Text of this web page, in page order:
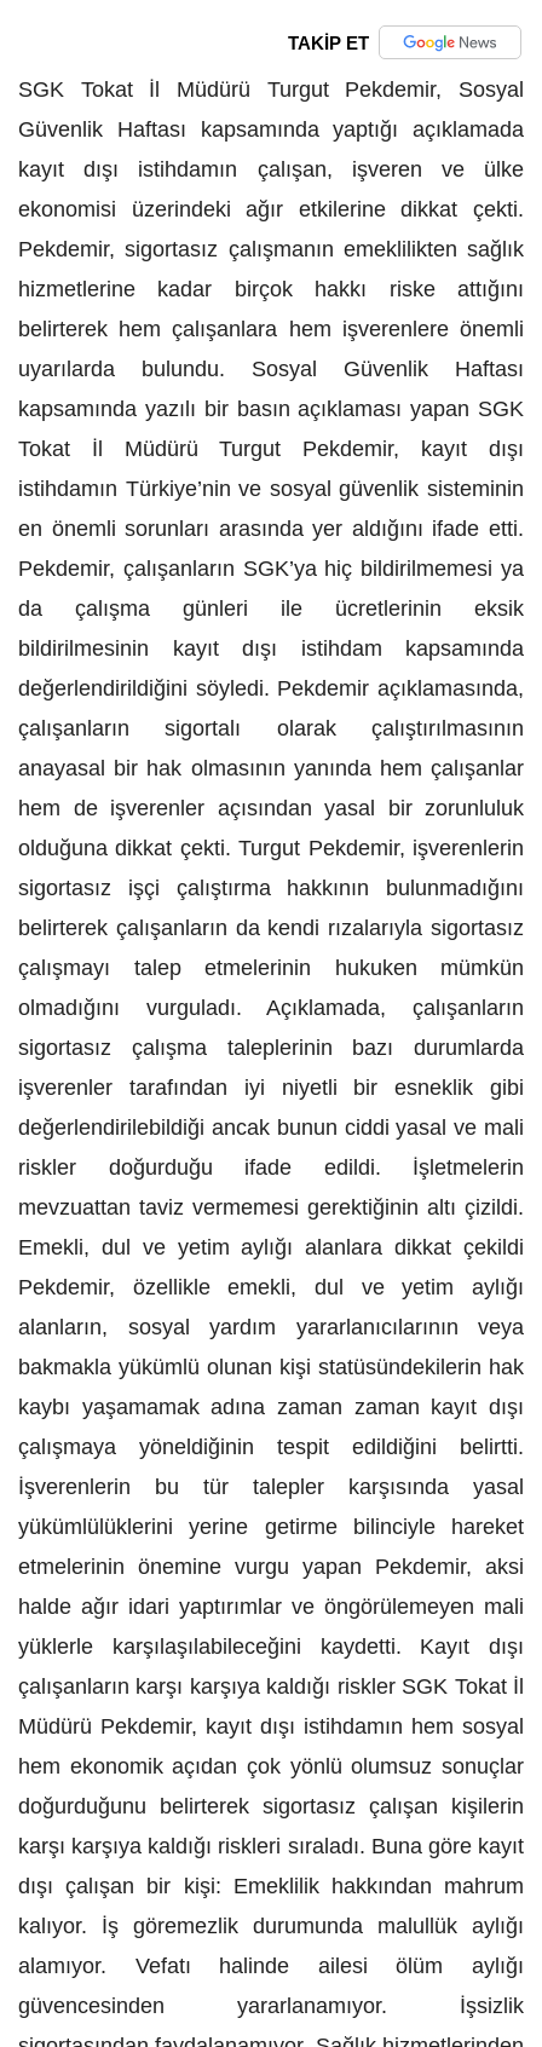
TAKİP ET
SGK Tokat İl Müdürü Turgut Pekdemir, Sosyal
Güvenlik Haftası kapsamında yaptığı açıklamada
kayıt dışı istihdamın çalışan, işveren ve ülke
ekonomisi üzerindeki ağır etkilerine dikkat çekti.
Pekdemir, sigortasız çalışmanın emeklilikten sağlık
hizmetlerine kadar birçok hakkı riske attığını
belirterek hem çalışanlara hem işverenlere önemli
uyarılarda bulundu. Sosyal Güvenlik Haftası
kapsamında yazılı bir basın açıklaması yapan SGK
Tokat İl Müdürü Turgut Pekdemir, kayıt dışı
istihdamın Türkiye’nin ve sosyal güvenlik sisteminin
en önemli sorunları arasında yer aldığını ifade etti.
Pekdemir, çalışanların SGK’ya hiç bildirilmemesi ya
da çalışma günleri ile ücretlerinin eksik
bildirilmesinin kayıt dışı istihdam kapsamında
değerlendirildiğini söyledi. Pekdemir açıklamasında,
çalışanların sigortalı olarak çalıştırılmasının
anayasal bir hak olmasının yanında hem çalışanlar
hem de işverenler açısından yasal bir zorunluluk
olduğuna dikkat çekti. Turgut Pekdemir, işverenlerin
sigortasız işçi çalıştırma hakkının bulunmadığını
belirterek çalışanların da kendi rızalarıyla sigortasız
çalışmayı talep etmelerinin hukuken mümkün
olmadığını vurguladı. Açıklamada, çalışanların
sigortasız çalışma taleplerinin bazı durumlarda
işverenler tarafından iyi niyetli bir esneklik gibi
değerlendirilebildiği ancak bunun ciddi yasal ve mali
riskler doğurduğu ifade edildi. İşletmelerin
mevzuattan taviz vermemesi gerektiğinin altı çizildi.
Emekli, dul ve yetim aylığı alanlara dikkat çekildi
Pekdemir, özellikle emekli, dul ve yetim aylığı
alanların, sosyal yardım yararlanıcılarının veya
bakmakla yükümlü olunan kişi statüsündekilerin hak
kaybı yaşamamak adına zaman zaman kayıt dışı
çalışmaya yöneldiğinin tespit edildiğini belirtti.
İşverenlerin bu tür talepler karşısında yasal
yükümlülüklerini yerine getirme bilinciyle hareket
etmelerinin önemine vurgu yapan Pekdemir, aksi
halde ağır idari yaptırımlar ve öngörülemeyen mali
yüklerle karşılaşılabileceğini kaydetti. Kayıt dışı
çalışanların karşı karşıya kaldığı riskler SGK Tokat İl
Müdürü Pekdemir, kayıt dışı istihdamın hem sosyal
hem ekonomik açıdan çok yönlü olumsuz sonuçlar
doğurduğunu belirterek sigortasız çalışan kişilerin
karşı karşıya kaldığı riskleri sıraladı. Buna göre kayıt
dışı çalışan bir kişi: Emeklilik hakkından mahrum
kalıyor. İş göremezlik durumunda malullük aylığı
alamıyor. Vefatı halinde ailesi ölüm aylığı
güvencesinden yararlanamıyor. İşsizlik